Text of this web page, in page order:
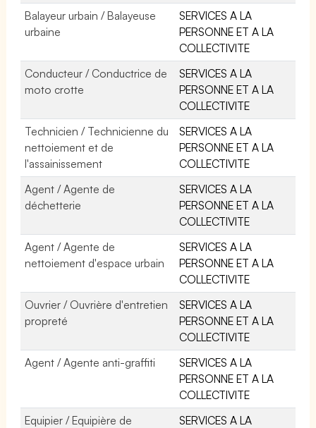
Balayeur urbain / Balayeuse
urbaine
SERVICES A LA
PERSONNE ET A LA
COLLECTIVITE
Conducteur / Conductrice de
moto crotte
SERVICES A LA
PERSONNE ET A LA
COLLECTIVITE
Technicien / Technicienne du
nettoiement et de
l'assainissement
SERVICES A LA
PERSONNE ET A LA
COLLECTIVITE
Agent / Agente de
déchetterie
SERVICES A LA
PERSONNE ET A LA
COLLECTIVITE
Agent / Agente de
nettoiement d'espace urbain
SERVICES A LA
PERSONNE ET A LA
COLLECTIVITE
Ouvrier / Ouvrière d'entretien
propreté
SERVICES A LA
PERSONNE ET A LA
COLLECTIVITE
Agent / Agente anti-graffiti
SERVICES A LA
PERSONNE ET A LA
COLLECTIVITE
Equipier / Equipière de
SERVICES A LA